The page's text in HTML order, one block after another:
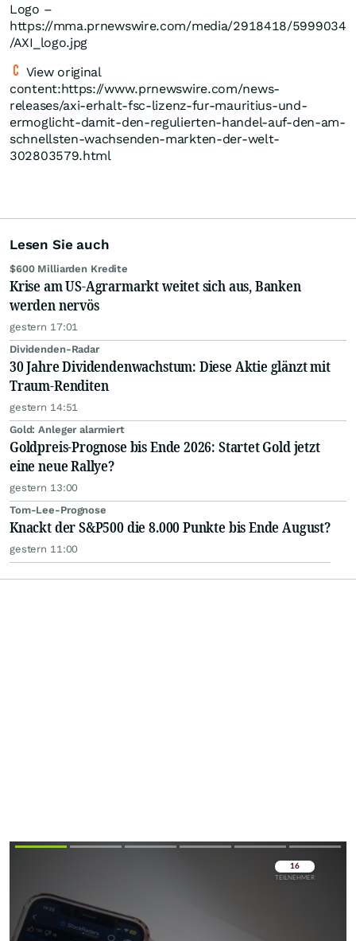
Logo –
https://mma.prnewswire.com/media/2918418/5999034
/AXI_logo.jpg
View original
content:https://www.prnewswire.com/news-
releases/axi-erhalt-fsc-lizenz-fur-mauritius-und-
ermoglicht-damit-den-regulierten-handel-auf-den-am-
schnellsten-wachsenden-markten-der-welt-
302803579.html
Lesen Sie auch
$600 Milliarden Kredite
Krise am US-Agrarmarkt weitet sich aus, Banken
werden nervös
gestern 17:01
Dividenden-Radar
30 Jahre Dividendenwachstum: Diese Aktie glänzt mit
Traum-Renditen
gestern 14:51
Gold: Anleger alarmiert
Goldpreis-Prognose bis Ende 2026: Startet Gold jetzt
eine neue Rallye?
gestern 13:00
Tom-Lee-Prognose
Knackt der S&P500 die 8.000 Punkte bis Ende August?
gestern 11:00